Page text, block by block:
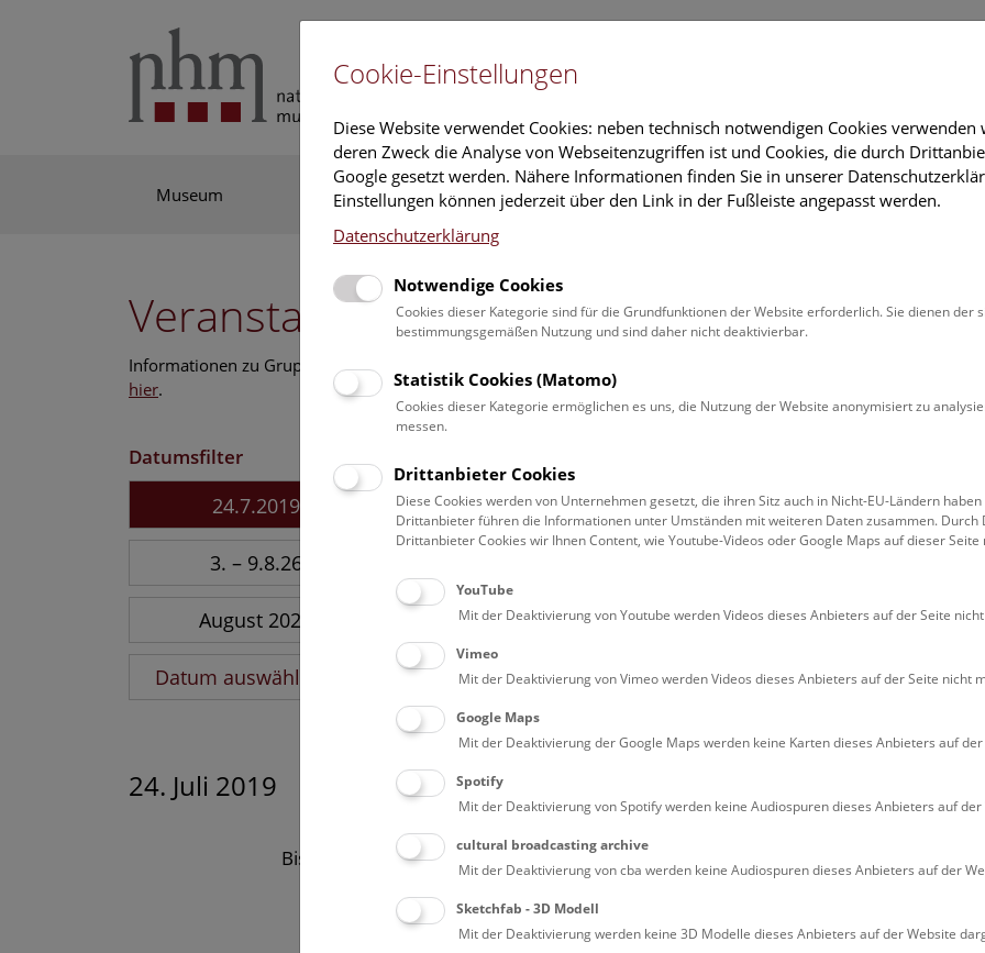
Museum Ausstellung Forschung Führungen & Aktivitäten Deck 50
Veranstaltungskalender
Informationen zu Gruppen,- Kindergarten- und Schulprogrammen finden Sie
hier.
Datumsfilter
24.7.2019
3. – 9.8.26
August 2026
Datum auswählen
Erwachsene (0)
Familien (0)
Führungen &
Kulinarik &
24. Juli 2019
Bisher keine Ergebnisse. Dienstags ist das NHM Wien in der Regel geschlossen.
Cookie-Einstellungen
Diese Website verwendet Cookies: neben technisch notwendigen Cookies verwenden
deren Zweck die Analyse von Webseitenzugriffen ist und Cookies, die durch
Google gesetzt werden. Nähere Informationen finden Sie in unserer
Einstellungen können jederzeit über den Link in der Fußleiste angepasst werden.
Datenschutzerklärung
Notwendige Cookies
Cookies dieser Kategorie sind für die Grundfunktionen der Website erforderlich. Sie dienen der
bestimmungsgemäßen Nutzung und sind daher nicht deaktivierbar.
Statistik Cookies (Matomo)
Cookies dieser Kategorie ermöglichen es uns, die Nutzung der Website anonymisiert zu
messen.
Drittanbieter Cookies
Diese Cookies werden von Unternehmen gesetzt, die ihren Sitz auch in Nicht-EU-Ländern haben
Drittanbieter führen die Informationen unter Umständen mit weiteren Daten zusammen. Durch
Drittanbieter Cookies wir Ihnen Content, wie Youtube-Videos oder Google Maps auf dieser
YouTube
Mit der Deaktivierung von Youtube werden Videos dieses Anbieters auf der Seite
Vimeo
Mit der Deaktivierung von Vimeo werden Videos dieses Anbieters auf der Seite nicht
Google Maps
Mit der Deaktivierung der Google Maps werden keine Karten dieses Anbieters auf
Spotify
Mit der Deaktivierung von Spotify werden keine Audiospuren dieses Anbieters auf
cultural broadcasting archive
Mit der Deaktivierung von cba werden keine Audiospuren dieses Anbieters auf der
Sketchfab - 3D Modell
Mit der Deaktivierung werden keine 3D Modelle dieses Anbieters auf der Website